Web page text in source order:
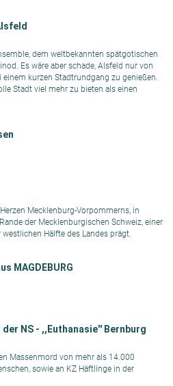
dem weltbekannten spätgotischen
Es wäre aber schade, Alsfeld nur von
kurzen Stadtrundgang zu genießen.
Stadt viel mehr zu bieten als einen
Mecklenburg-Vorpommerns, in
der Mecklenburgischen Schweiz, einer
Hälfte des Landes prägt.
MAGDEBURG
NS - ,,Euthanasie'' Bernburg
Massenmord von mehr als 14.000
sowie an KZ Häftlinge in der